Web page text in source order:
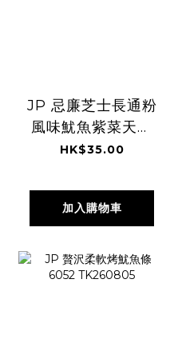
JP 忌廉芝士長通粉
風味魷魚紫菜天婦
羅 50g 8001
HK$35.00
加入購物車